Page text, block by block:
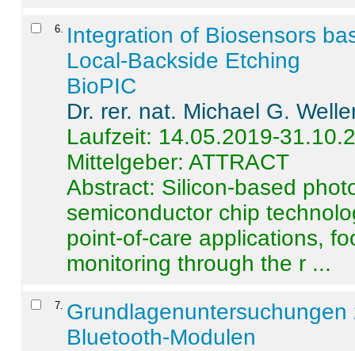
6
Integration of Biosensors
Local-Backside Etching
BioPIC
Dr. rer. nat. Michael G.
Laufzeit: 14.05.2019-
Mittelgeber: ATTRACT
Abstract: Silicon-based
semiconductor chip
point-of-care applications,
monitoring through the r ...
7
Bluetooth-Modulen